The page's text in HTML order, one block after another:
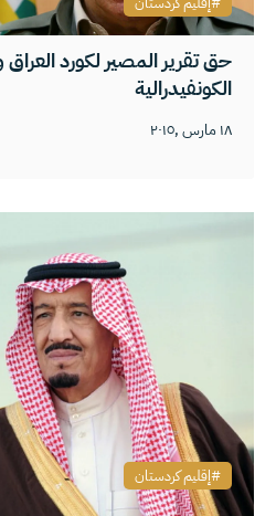
حق تقرير المصير لكورد العراق
الكونفيدرالية
١٨ مارس ,٢٠١٥
إقليم كردستان